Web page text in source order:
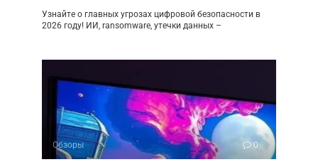
Узнайте о главных угрозах цифровой безопасности в
2026 году! ИИ, ransomware, утечки данных –
Обзоры 0